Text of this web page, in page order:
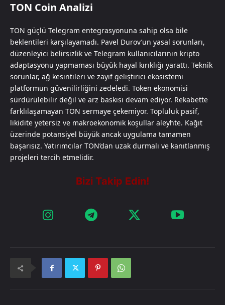
TON Coin Analizi
TON güçlü Telegram entegrasyonuna sahip olsa bile
beklentileri karşılayamadı. Pavel Durov’un yasal sorunları,
düzenleyici belirsizlik ve Telegram kullanıcılarının kripto
adaptasyonu yapmaması büyük hayal kırıklığı yarattı. Teknik
sorunlar, ağ kesintileri ve zayıf geliştirici ekosistemi
platformun güvenilirliğini zedeledi. Token ekonomisi
sürdürülebilir değil ve arz baskısı devam ediyor. Rekabette
farklılaşamayan TON sermaye çekemiyor. Topluluk pasif,
likidite yetersiz ve makroekonomik koşullar aleyhte. Kağıt
üzerinde potansiyel büyük ancak uygulama tamamen
başarısız. Yatırımcılar TON’dan uzak durmalı ve kanıtlanmış
projeleri tercih etmelidir.​​​​​​​​​​​​​​​​